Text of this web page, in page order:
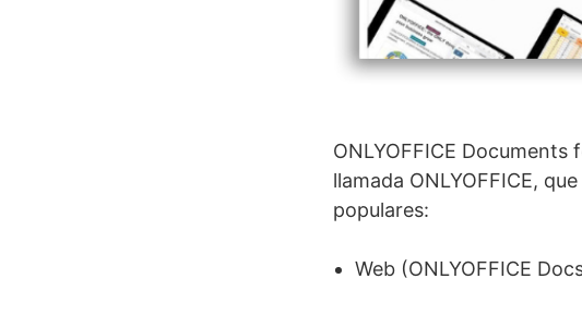
ONLYOFFICE
llamada ONLYOFFICE,
populares:
Web (ONLYOFFICE